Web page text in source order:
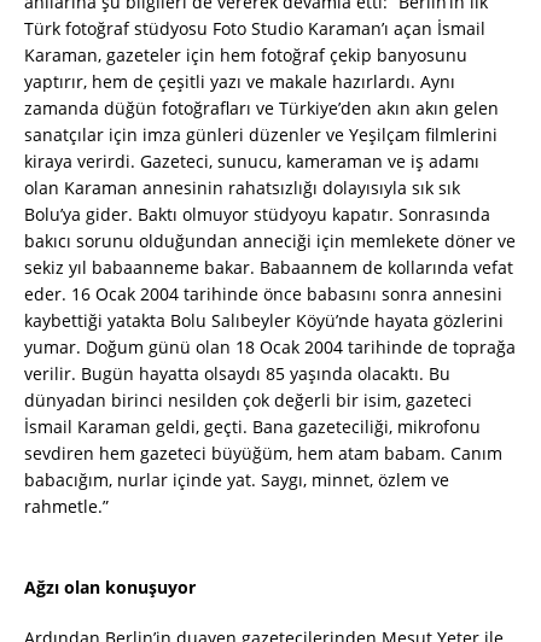
Türk fotoğraf stüdyosu Foto Studio Karaman’ı açan İsmail
Karaman, gazeteler için hem fotoğraf çekip banyosunu
yaptırır, hem de çeşitli yazı ve makale hazırlardı. Aynı
zamanda düğün fotoğrafları ve Türkiye’den akın akın gelen
sanatçılar için imza günleri düzenler ve Yeşilçam filmlerini
kiraya verirdi. Gazeteci, sunucu, kameraman ve iş adamı
olan Karaman annesinin rahatsızlığı dolayısıyla sık sık
Bolu’ya gider. Baktı olmuyor stüdyoyu kapatır. Sonrasında
bakıcı sorunu olduğundan anneciği için memlekete döner ve
sekiz yıl babaanneme bakar. Babaannem de kollarında vefat
eder. 16 Ocak 2004 tarihinde önce babasını sonra annesini
kaybettiği yatakta Bolu Salıbeyler Köyü’nde hayata gözlerini
yumar. Doğum günü olan 18 Ocak 2004 tarihinde de toprağa
verilir. Bugün hayatta olsaydı 85 yaşında olacaktı. Bu
dünyadan birinci nesilden çok değerli bir isim, gazeteci
İsmail Karaman geldi, geçti. Bana gazeteciliği, mikrofonu
sevdiren hem gazeteci büyüğüm, hem atam babam. Canım
babacığım, nurlar içinde yat. Saygı, minnet, özlem ve
rahmetle.”
Ağzı olan konuşuyor